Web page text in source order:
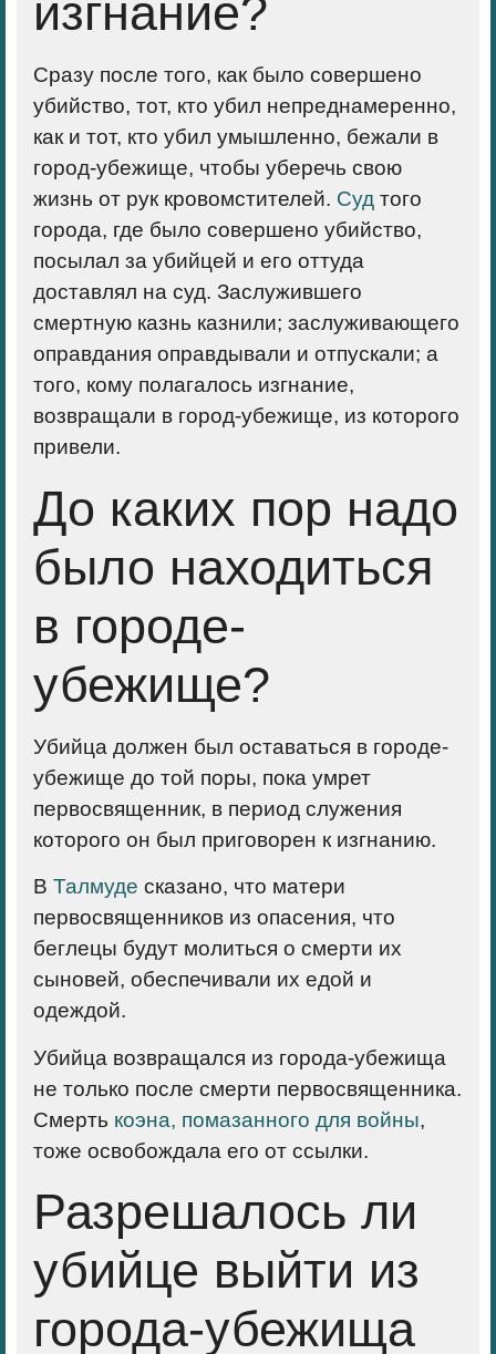
изгнание?
Сразу после того, как было совершено
убийство, тот, кто убил непреднамеренно,
как и тот, кто убил умышленно, бежали в
город-убежище, чтобы уберечь свою
жизнь от рук кровомстителей. Суд того
города, где было совершено убийство,
посылал за убийцей и его оттуда
доставлял на суд. Заслужившего
смертную казнь казнили; заслуживающего
оправдания оправдывали и отпускали; а
того, кому полагалось изгнание,
возвращали в город-убежище, из которого
привели.
До каких пор надо
было находиться
в городе-
убежище?
Убийца должен был оставаться в городе-
убежище до той поры, пока умрет
первосвященник, в период служения
которого он был приговорен к изгнанию.
В Талмуде сказано, что матери
первосвященников из опасения, что
беглецы будут молиться о смерти их
сыновей, обеспечивали их едой и
одеждой.
Убийца возвращался из города-убежища
не только после смерти первосвященника.
Смерть коэна, помазанного для войны,
тоже освобождала его от ссылки.
Разрешалось ли
убийце выйти из
города-убежища